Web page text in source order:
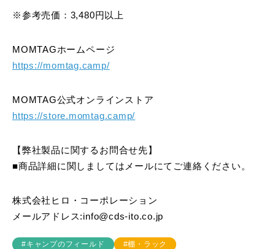
※参考売価：3,480円以上
MOMTAGホームページ
https://momtag.camp/
MOMTAG公式オンラインストア
https://store.momtag.camp/
【弊社製品に関するお問合せ先】
■商品詳細に関しましてはメールにてご連絡ください。
株式会社ヒロ・コーポレーション
メールアドレス:info@cds-ito.co.jp
#キャンプのフィールド #棚・ラック